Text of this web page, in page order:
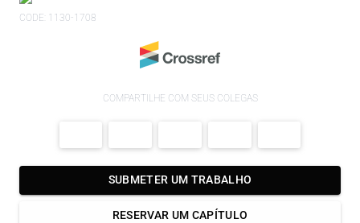
CODE: 1130-1708
COMPARTILHE COM SEUS COLEGAS
SUBMETER UM TRABALHO
RESERVAR UM CAPÍTULO